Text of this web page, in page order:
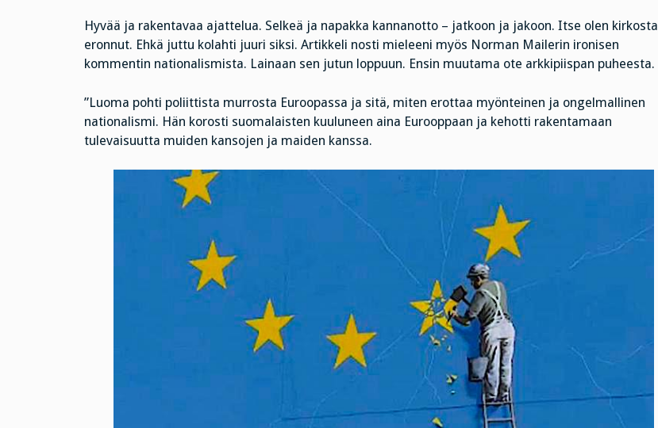
Hyvää ja rakentavaa ajattelua. Selkeä ja napakka kannanotto – jatkoon ja jakoon. Itse olen kirkosta
eronnut. Ehkä juttu kolahti juuri siksi. Artikkeli nosti mieleeni myös Norman Mailerin ironisen
kommentin nationalismista. Lainaan sen jutun loppuun. Ensin muutama ote arkkipiispan puheesta.
”Luoma pohti poliittista murrosta Euroopassa ja sitä, miten erottaa myönteinen ja ongelmallinen
nationalismi. Hän korosti suomalaisten kuuluneen aina Eurooppaan ja kehotti rakentamaan
tulevaisuutta muiden kansojen ja maiden kanssa.